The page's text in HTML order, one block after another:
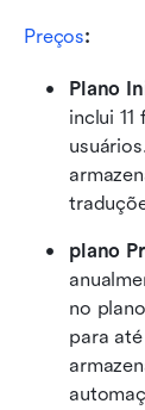
Preços:
Plano
inclui
plano
no
para